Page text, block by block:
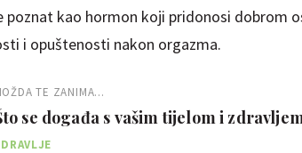
kao hormon koji pridonosi dobrom
i opuštenosti nakon orgazma.
TE ZANIMA...
se događa s vašim tijelom i
aktivni?